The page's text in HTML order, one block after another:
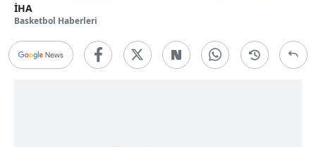
İHA
Basketbol Haberleri